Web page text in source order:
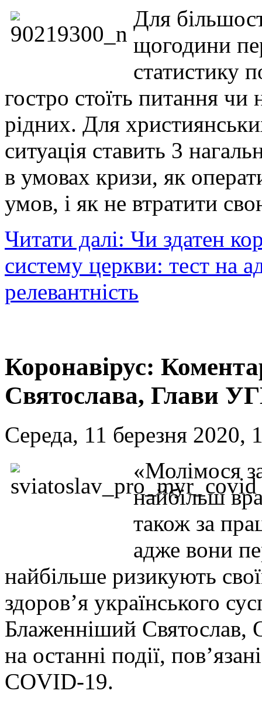
Для
щогодини
статистику
гостро стоїть питання чи
рідних. Для
ситуація ставить 3
в умовах кризи, як
умов, і як не втратити
Читати далі: Чи здатен
систему церкви: тест на
релевантність
Коронавірус:
Святослава, Глави
Середа, 11 березня 2020,
«Молімося
найбільш
також за
адже вони
найбільше ризикують
здоров’я українського
Блаженніший Святослав,
на останні події,
COVID-19.